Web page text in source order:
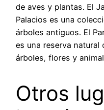
de aves y plantas. El
Palacios es una
árboles antiguos. El
es una reserva
árboles, flores y
Otros